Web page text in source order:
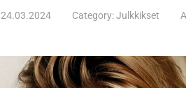
24.03.2024 Category:Julkkikset